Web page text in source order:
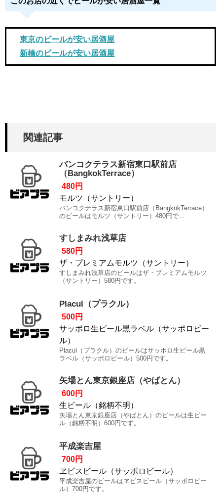
東京のビールが安い居酒屋
新橋のビールが安い居酒屋
関連記事
バンコクテラス新宿東口駅前店
（BangkokTerrace）
480円
モルツ（サントリー）
バンコクテラス新宿東口駅前店（BangkokTerrace）
のビールはモルツ（サントリー）480円で...
すしまみれ浅草店
580円
ザ・プレミアムモルツ（サントリー）
すしまみれ浅草店のビールはザ・プレミアムモルツ
（サントリー）580円です。
Placul（プラクル）
500円
サッポロ生ビール黒ラベル（サッポロビー
ル）
Placul（プラクル）のビールはサッポロ生ビール黒
ラベル（サッポロビール）500円です。
矢場とん東京銀座店（やばとん）
600円
生ビール（銘柄不明）
矢場とん東京銀座店（やばとん）のビールは生ビー
ル（銘柄不明）600円です。
平成楽吉屋
700円
ヱビスビール（サッポロビール）
平成楽吉屋のビールはヱビスビール（サッポロビー
ル）700円です。